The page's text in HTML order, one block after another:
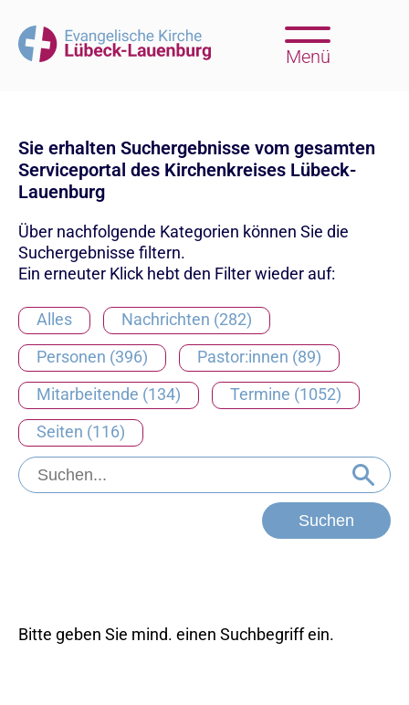
Menü
Sie erhalten Suchergebnisse vom gesamten
Serviceportal des Kirchenkreises Lübeck-
Lauenburg
Über nachfolgende Kategorien können Sie die
Suchergebnisse filtern.
Ein erneuter Klick hebt den Filter wieder auf:
Alles
Nachrichten (282)
Personen (396)
Pastor:innen (89)
Mitarbeitende (134)
Termine (1052)
Seiten (116)
Bitte geben Sie mind. einen Suchbegriff ein.